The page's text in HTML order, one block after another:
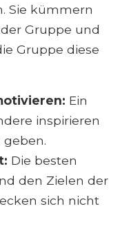
Sie kümmern
Gruppe und
Gruppe diese
Ein
inspirieren
geben.
Die besten
den Zielen der
sich nicht